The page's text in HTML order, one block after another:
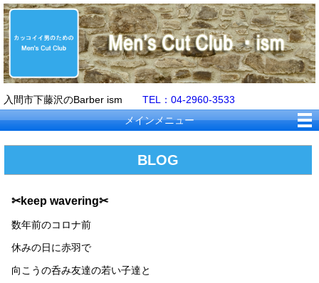
入間市下藤沢のBarber ism TEL：04-2960-3533
メインメニュー
BLOG
✂keep wavering✂
数年前のコロナ前
休みの日に赤羽で
向こうの呑み友達の若い子達と